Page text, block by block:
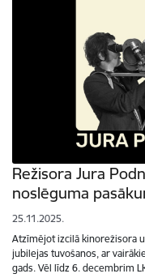
Režisora Jura
noslēguma
25.11.2025.
Atzīmējot izcilā kinorežisora
jubilejas tuvošanos, ar
gads. Vēl līdz 6. decembrim